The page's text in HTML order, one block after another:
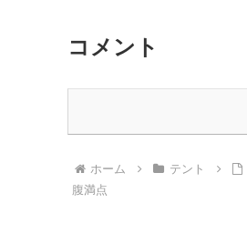
コメント
ホーム テント
腹満点